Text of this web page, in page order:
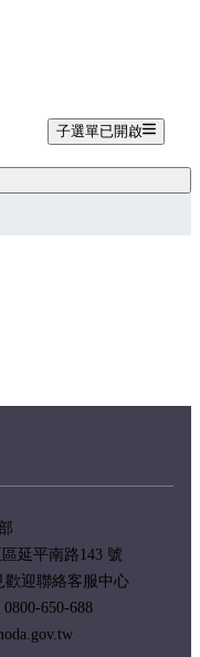
子選單已開啟
延平南路143 號
歡迎聯絡客服中心
650-688